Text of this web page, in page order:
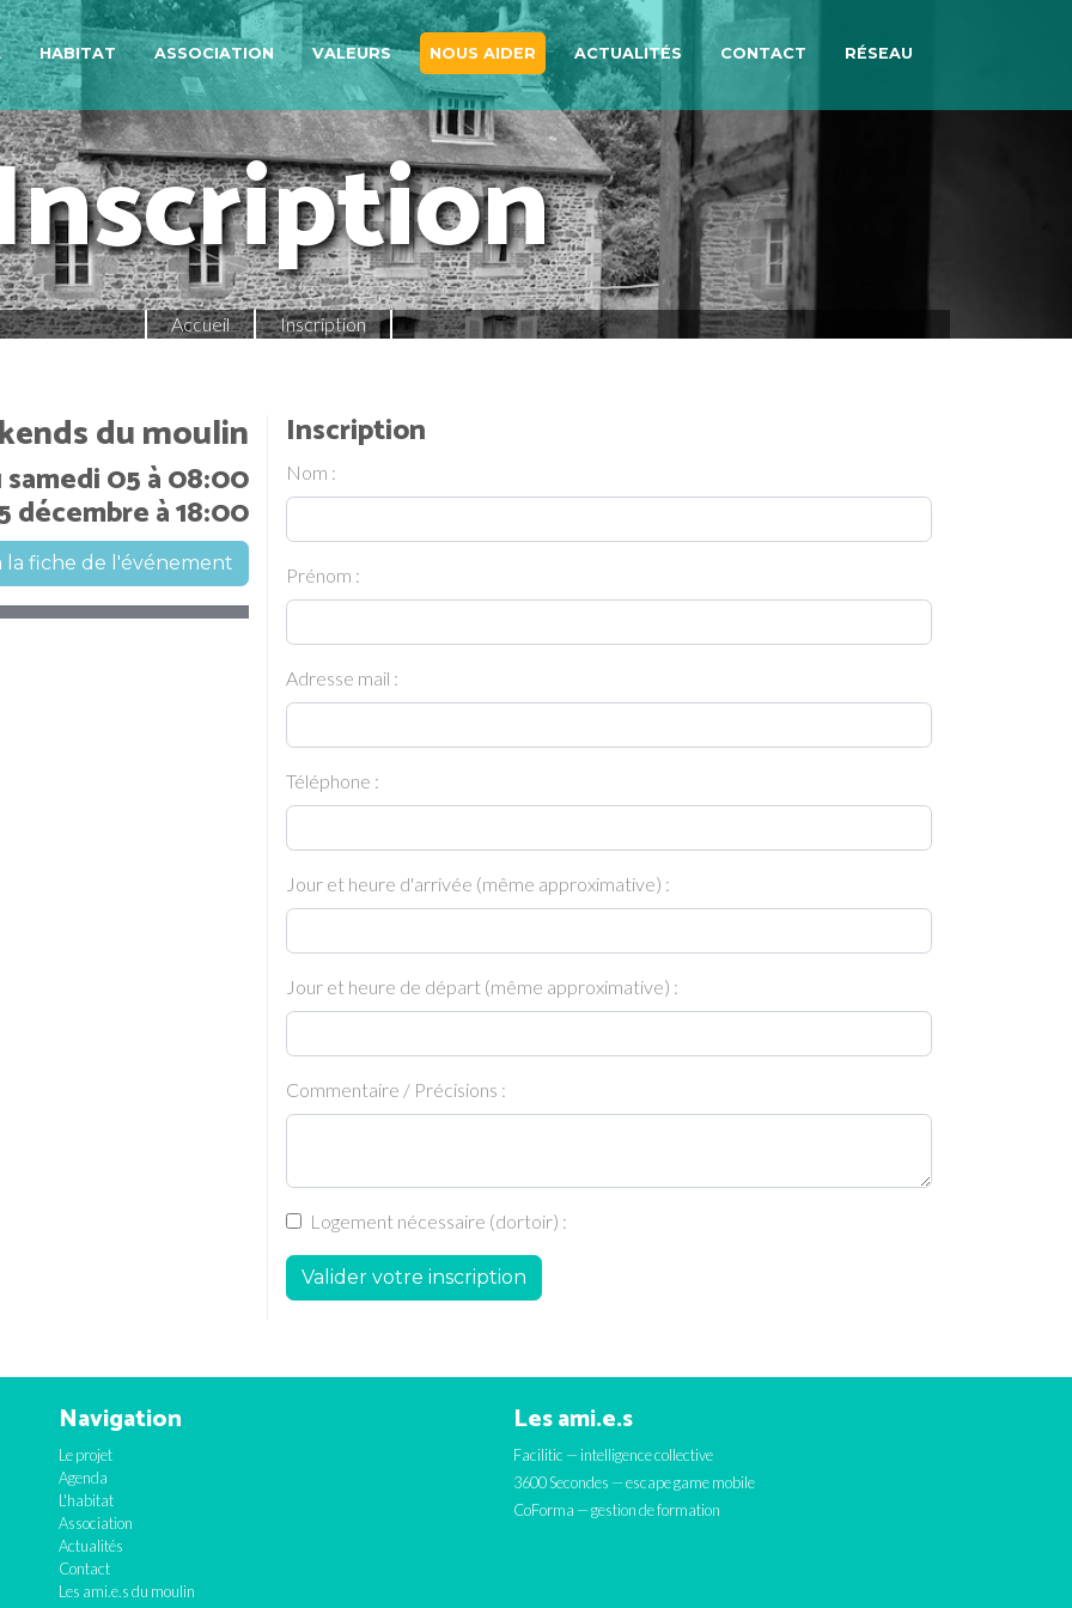
HABITAT ASSOCIATION VALEURS NOUS AIDER ACTUALITÉS CONTACT RÉSEAU
Accueil Inscription
du moulin
samedi 05 à 08:00
décembre à 18:00
la fiche de l'événement
Inscription
Nom :
Prénom :
Adresse mail :
Téléphone :
Jour et heure d'arrivée (même approximative) :
Jour et heure de départ (même approximative) :
Commentaire / Précisions :
Logement nécessaire (dortoir) :
Valider votre inscription
Navigation
Le projet
Agenda
L'habitat
Association
Actualités
Contact
Les ami.e.s du moulin
Les ami.e.s
Facilitic — intelligence collective
3600 Secondes — escape game mobile
CoForma — gestion de formation